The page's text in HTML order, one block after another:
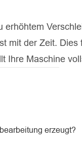
erhöhtem
mit der Zeit.
Ihre Maschine
erzeugt?